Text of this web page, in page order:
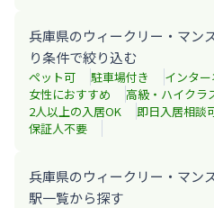
兵庫県のウィークリー・マン
り条件で絞り込む
ペット可 駐車場付き
インタ
女性におすすめ
高級・ハイクラ
2人以上の入居OK
即日入居相談
保証人不要
兵庫県のウィークリー・マン
駅一覧から探す